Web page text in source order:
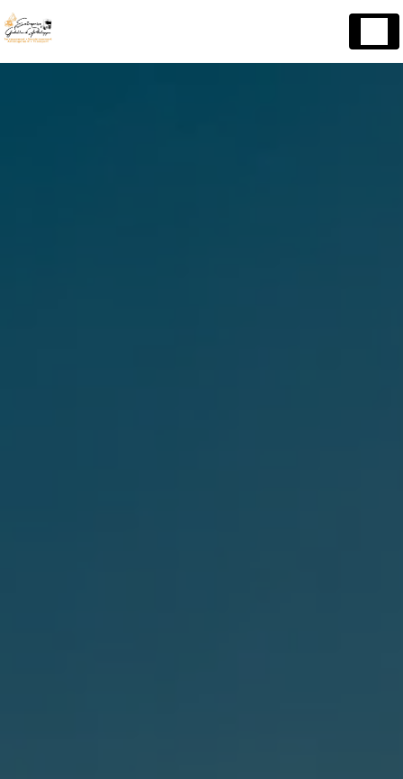
Panneau de gestion des cookies